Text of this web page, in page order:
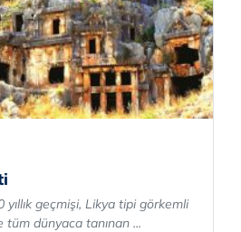
geçmişi, Likya tipi görkemli
tüm dünyaca tanınan ...